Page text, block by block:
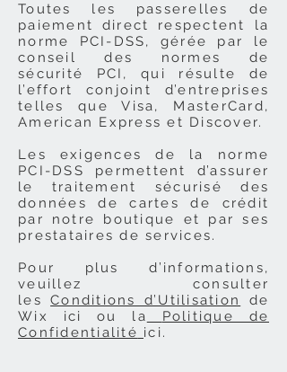
Toutes les passerelles de
paiement direct respectent la
norme PCI-DSS, gérée par le
conseil des normes de
sécurité PCI, qui résulte de
l’effort conjoint d’entreprises
telles que Visa, MasterCard,
American Express et Discover.
Les exigences de la norme
PCI-DSS permettent d’assurer
le traitement sécurisé des
données de cartes de crédit
par notre boutique et par ses
prestataires de services.
Pour plus d’informations,
veuillez consulter
lesConditions d’Utilisation
de
Wix ici ou la
Politique de
Confidentialité ici.